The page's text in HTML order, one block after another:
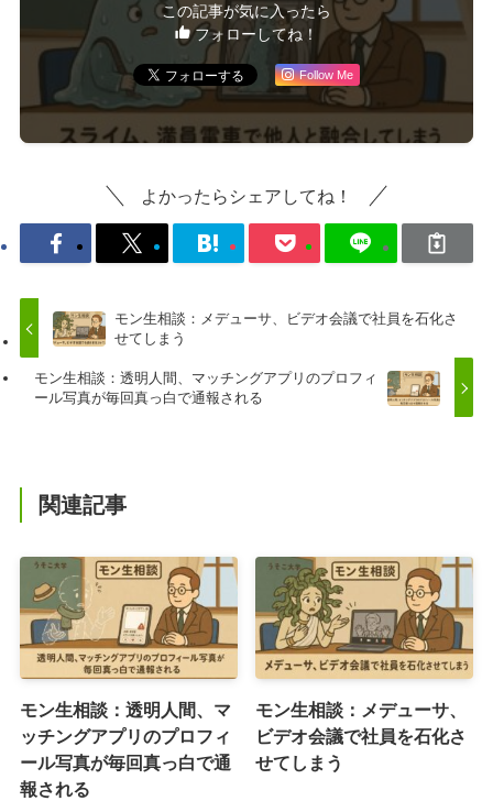
この記事が気に入ったら
フォローしてね！
Follow Me
よかったらシェアしてね！
モン生相談：メデューサ、ビデオ会議で社員を石化さ
せてしまう
モン生相談：透明人間、マッチングアプリのプロフィ
ール写真が毎回真っ白で通報される
関連記事
モン生相談：透明人間、マ
ッチングアプリのプロフィ
ール写真が毎回真っ白で通
報される
モン生相談：メデューサ、
ビデオ会議で社員を石化さ
せてしまう